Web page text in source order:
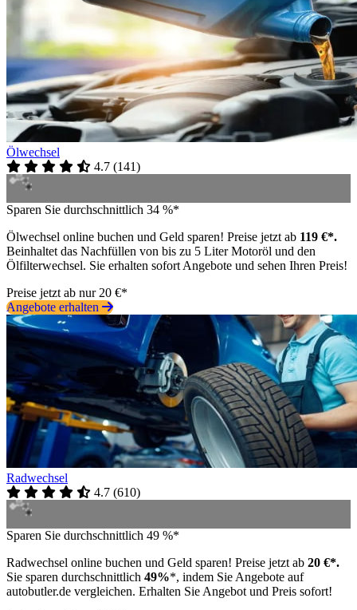
Ölwechsel
4.7 (141)
Sparen Sie durchschnittlich 34 %*
Ölwechsel online buchen und Geld sparen! Preise jetzt ab 119 €*.
Beinhaltet das Nachfüllen von bis zu 5 Liter Motoröl und den
Ölfilterwechsel. Sie erhalten sofort Angebote und sehen Ihren Preis!
Preise jetzt ab nur 20 €*
Angebote erhalten
Radwechsel
4.7 (610)
Sparen Sie durchschnittlich 49 %*
Radwechsel online buchen und Geld sparen! Preise jetzt ab 20 €*.
Sie sparen durchschnittlich 49%*, indem Sie Angebote auf
autobutler.de vergleichen. Erhalten Sie Angebot und Preis sofort!